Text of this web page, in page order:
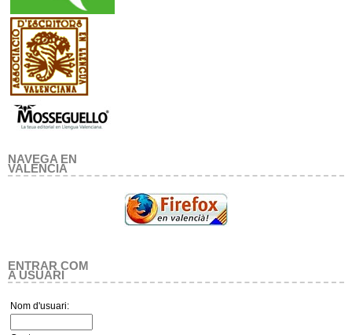
NAVEGA EN
VALENCIA
ENTRAR COM
A USUARI
Nom d'usuari: